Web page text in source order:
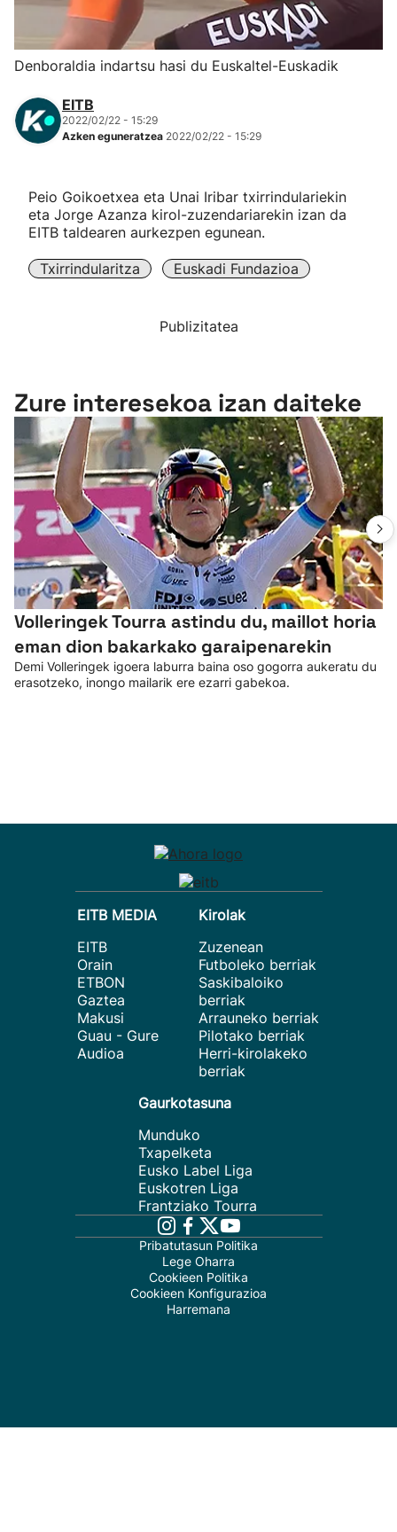
Herri-kirolak
Eskubaloia
Kirolak 360
Mendi-lasterketak
Kirol gehiago
Denboraldia indartsu hasi du Euskaltel-Euskadik
EITB
2022/02/22 - 15:29
Azken eguneratzea 2022/02/22 - 15:29
Peio Goikoetxea eta Unai Iribar txirrindulariekin
eta Jorge Azanza kirol-zuzendariarekin izan da
EITB taldearen aurkezpen egunean.
Txirrindularitza Euskadi Fundazioa
Publizitatea
Zure interesekoa izan daiteke
Volleringek Tourra astindu du, maillot horia
eman dion bakarkako garaipenarekin
Demi Volleringek igoera laburra baina oso gogorra aukeratu du
erasotzeko, inongo mailarik ere ezarri gabekoa.
EITB MEDIA
EITB
Orain
ETBON
Gaztea
Makusi
Guau - Gure
Audioa
Kirolak
Zuzenean
Futboleko berriak
Saskibaloiko
berriak
Arrauneko berriak
Pilotako berriak
Herri-kirolakeko
berriak
Gaurkotasuna
Munduko
Txapelketa
Eusko Label Liga
Euskotren Liga
Frantziako Tourra
Pribatutasun Politika
Lege Oharra
Cookieen Politika
Cookieen Konfigurazioa
Harremana